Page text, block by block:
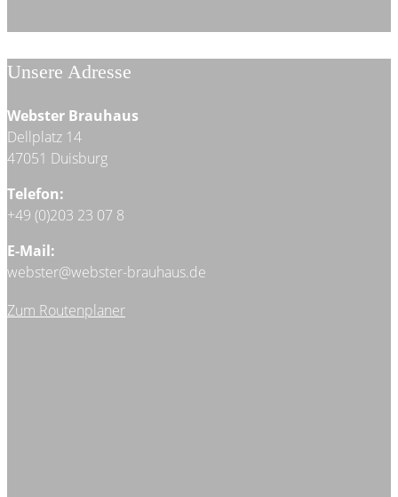
Unsere Adresse
Webster Brauhaus
Dellplatz 14
47051 Duisburg
Telefon:
+49 (0)203 23 07 8
E-Mail:
webster@webster-brauhaus.de
Zum Routenplaner